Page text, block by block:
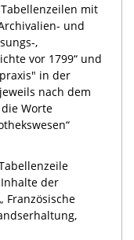
mit
und
,
vor 1799“ und
in der
nach dem
Worte
der
Französische